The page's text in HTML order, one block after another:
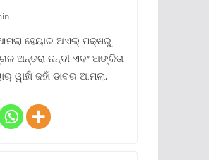
ହେୟାର ଅଏଲ୍ ପକ୍ଷରୁ
ଅନ୍ତରା ନନ୍ଦୀ ଏବଂ ଅଙ୍କିତା
ୱାହାଁ ଜହାଁ ଡାବର ଆମଲା,